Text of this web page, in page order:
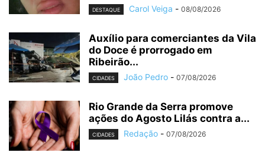
DESTAQUE Carol Veiga - 08/08/2026
Auxílio para comerciantes da Vila
do Doce é prorrogado em
Ribeirão...
CIDADES João Pedro - 07/08/2026
Rio Grande da Serra promove
ações do Agosto Lilás contra a...
CIDADES Redação - 07/08/2026